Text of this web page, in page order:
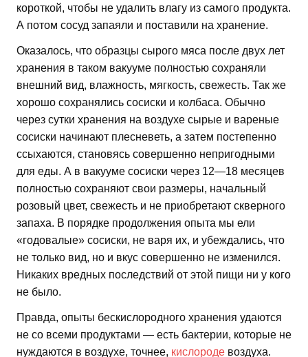
короткой, чтобы не удалить влагу из самого продукта.
А потом сосуд запаяли и поставили на хранение.
Оказалось, что образцы сырого мяса после двух лет
хранения в таком вакууме полностью сохраняли
внешний вид, влажность, мягкость, свежесть. Так же
хорошо сохранялись сосиски и колбаса. Обычно
через сутки хранения на воздухе сырые и вареные
сосиски начинают плесневеть, а затем постепенно
ссыхаются, становясь совершенно непригодными
для еды. А в вакууме сосиски через 12—18 месяцев
полностью сохраняют свои размеры, начальный
розовый цвет, свежесть и не приобретают скверного
запаха. В порядке продолжения опыта мы ели
«годовалые» сосиски, не варя их, и убеждались, что
не только вид, но и вкус совершенно не изменился.
Никаких вредных последствий от этой пищи ни у кого
не было.
Правда, опыты бескислородного хранения удаются
не со всеми продуктами — есть бактерии, которые не
нуждаются в воздухе, точнее, кислороде воздуха.